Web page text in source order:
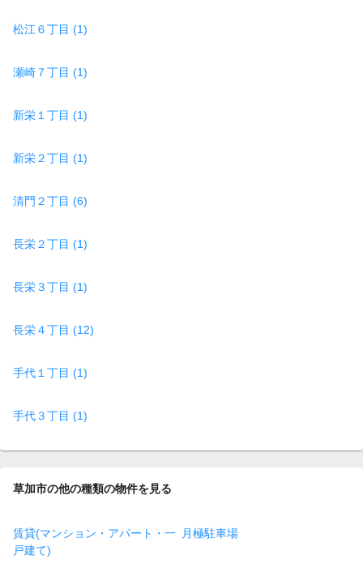
松江６丁目 (1)
瀬崎７丁目 (1)
新栄１丁目 (1)
新栄２丁目 (1)
清門２丁目 (6)
長栄２丁目 (1)
長栄３丁目 (1)
長栄４丁目 (12)
手代１丁目 (1)
手代３丁目 (1)
草加市の他の種類の物件を見る
賃貸(マンション・アパート・一
戸建て)
月極駐車場